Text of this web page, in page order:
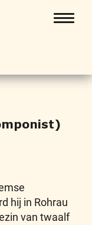
hij in Rohrau
van twaalf